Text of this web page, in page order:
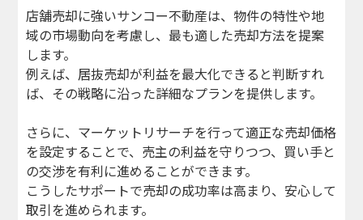
店舗売却に強いサンコー不動産は、物件の特性や地
域の市場動向を考慮し、最も適した売却方法を提案
します。
例えば、居抜売却が利益を最大化できると判断すれ
ば、その戦略に沿った詳細なプランを提供します。
さらに、マーケットリサーチを行って適正な売却価格
を設定することで、売主の利益を守りつつ、買い手と
の交渉を有利に進めることができます。
こうしたサポートで売却の成功率は高まり、安心して
取引を進められます。